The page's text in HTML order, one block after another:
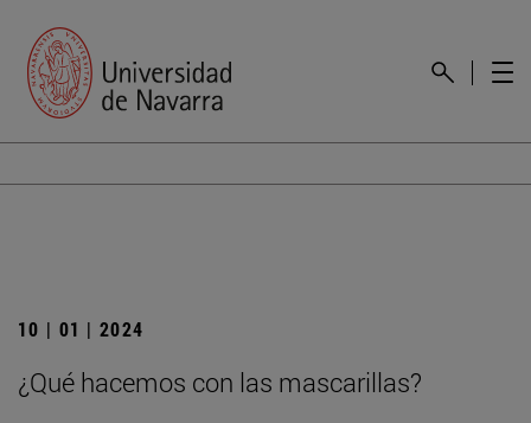
10 | 01 | 2024
¿Qué hacemos con las mascarillas?